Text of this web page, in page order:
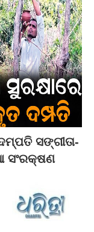
ସଙ୍ଗୀତା-
ସଂରକ୍ଷଣ